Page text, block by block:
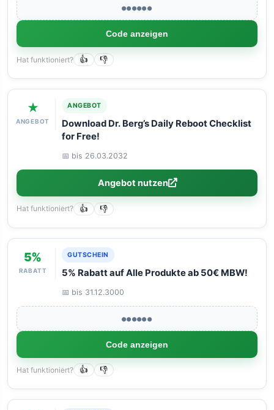
●●●●●●
Code anzeigen
Hat funktioniert? 👍 👎
★
ANGEBOT
ANGEBOT
Download Dr. Berg’s Daily Reboot Checklist
for Free!
📅 bis 26.03.2032
Angebot nutzen
Hat funktioniert? 👍 👎
5%
RABATT
GUTSCHEIN
5% Rabatt auf Alle Produkte ab 50€ MBW!
📅 bis 31.12.3000
●●●●●●
Code anzeigen
Hat funktioniert? 👍 👎